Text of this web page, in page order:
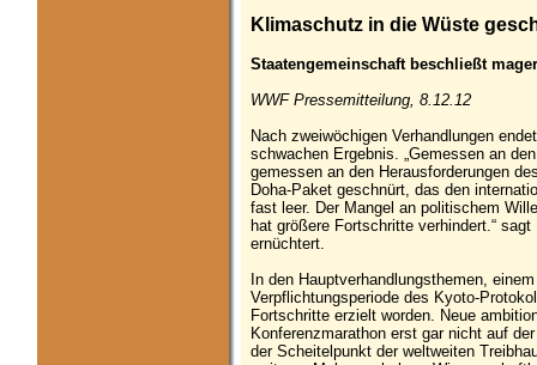
Klimaschutz in die Wüste
Staatengemeinschaft beschließt
WWF Pressemitteilung, 8.12.12
Nach zweiwöchigen Verhandlungen
schwachen Ergebnis. „Gemessen an
gemessen an den Herausforderungen
Doha-Paket geschnürt, das den
fast leer. Der Mangel an politischem
hat größere Fortschritte verhindert.“
ernüchtert.
In den Hauptverhandlungsthemen,
Verpflichtungsperiode des Kyoto-
Fortschritte erzielt worden. Neue
Konferenzmarathon erst gar nicht auf
der Scheitelpunkt der weltweiten